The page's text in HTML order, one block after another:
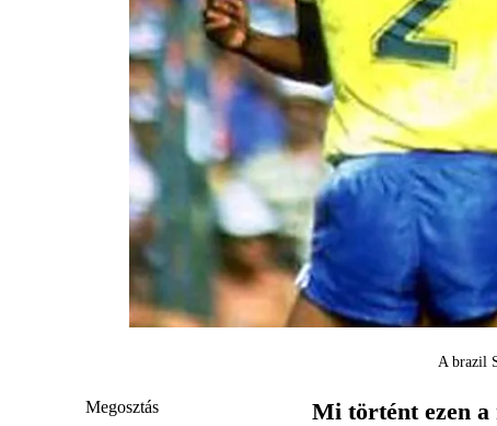
A brazil
Megosztás
Mi történt ezen a